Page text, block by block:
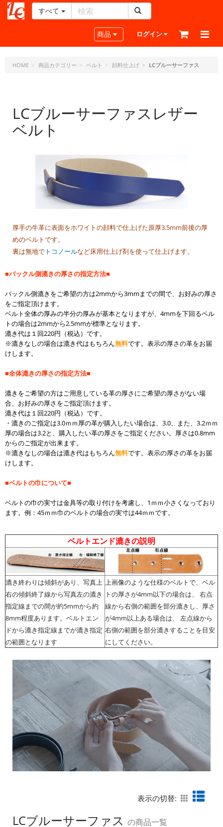
ー
ラ
ッ
ト・
ジ
すべて
Toggle navigation
商品 ログイン
HOME 商品カテゴリー ベルト 顔料仕上げ LCブルーサーファス
LCブルーサーファスレザー
ベルト
厚手の牛革に表面をホワイトの顔料で仕上げた原厚3.5mm前後の厚
めのベルトです。
裏は無地で トコノールなど床用仕上げ剤を使って仕上げます。
■バックル側漉きの厚さの指定方法■
バックル側漉きをご希望の方は2mmから3mmまでの間で、お好みの厚さ
をご指定頂けます。
ベルト全体の厚みの半分の厚みが基本となりますが、4mmを下回るベル
トの場合は2mmから2.5mmが標準となります。
漉き代は１回220円（税込）です。
※漉きなしの場合は漉き代はもちろん無料です。表示の厚さの革をお届
けします。
■全体漉きの厚さの指定方法■
漉きをご希望の方はご用意している革の厚さにご希望の厚さがない場
合、お好みの厚さをご指定頂けます。
漉き代は１回220円（税込）です。
・漉きのご指定は3.0ｍｍ厚の革が購入したい場合は、3.0、また、3.2ｍｍ
厚の場合は3.2と、購入したい革の厚さをご指定ください。厚さは0.8mm
からのご指定が出来ます。
※漉きなしの場合は漉き代はもちろん無料です。表示の厚さの革をお届
けします。
■ベルトの巾について■
ベルトの巾の実寸は金具等の取り付けを考慮し、1ｍｍ小さくなっており
ます。例：45ｍｍ巾のベルトの場合の実寸は44ｍｍです。
ベルトエンド漉きの説明
漉き終わりは傾斜があり、写真上
右の傾斜終了線から写真左の漉き
指定線までの間が約5mmから約
8mm程度あります。ベルトエン
ドから漉き指定線までが漉き指定
の範囲となります
上画像のような仕様のベルトで、ベル
トの厚さが4mm以下の場合は、 右点
線から右側の範囲を部分漉きし、厚さ
が4mm以上ある場合は、 左点線から
右側の範囲を部分漉きすることを目安
にしてください。
表示の切替:
LCブルーサーファス の商品一覧